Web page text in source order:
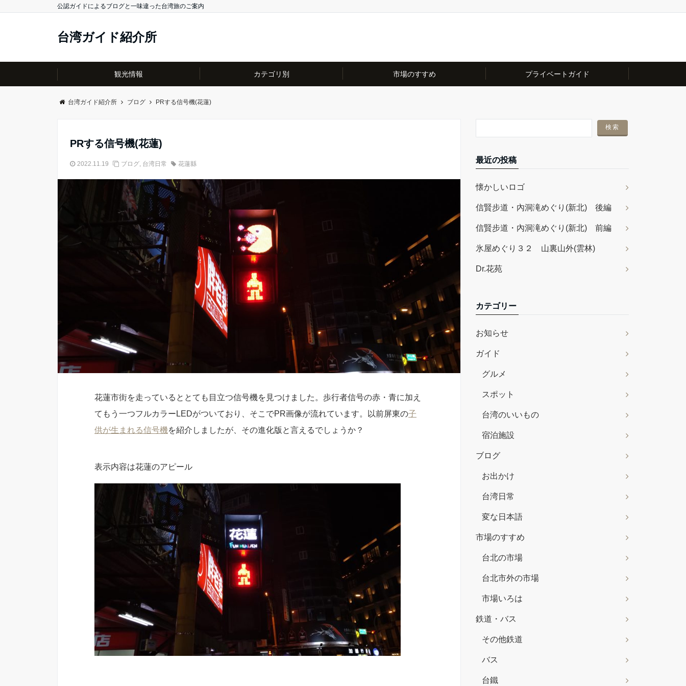
公認ガイドによるブログと一味違った台湾旅のご案内
台湾ガイド紹介所
観光情報 カテゴリ別 市場のすすめ プライベートガイド
台湾ガイド紹介所 ブログ PRする信号機(花蓮)
PRする信号機(花蓮)
2022.11.19 ブログ, 台湾日常 花蓮縣
花蓮市街を走っているととても目立つ信号機を見つけました。歩行者信号の赤・青に加え
てもう一つフルカラーLEDがついており、そこでPR画像が流れています。以前屏東の子
供が生まれる信号機を紹介しましたが、その進化版と言えるでしょうか？
表示内容は花蓮のアピール
最近の投稿
懐かしいロゴ
信賢步道・內洞滝めぐり(新北) 後編
信賢步道・內洞滝めぐり(新北) 前編
氷屋めぐり３２ 山裏山外(雲林)
Dr.花苑
カテゴリー
お知らせ
ガイド
グルメ
スポット
台湾のいいもの
宿泊施設
ブログ
お出かけ
台湾日常
変な日本語
市場のすすめ
台北の市場
台北市外の市場
市場いろは
鉄道・バス
その他鉄道
バス
台鐵